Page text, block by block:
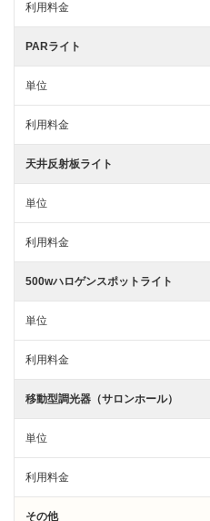
利用料金
PARライト
単位
利用料金
天井反射板ライト
単位
利用料金
500wハロゲンスポットライト
単位
利用料金
移動型調光器（サロンホール）
単位
利用料金
その他